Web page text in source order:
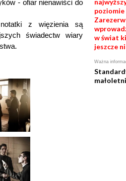
- ofiar nienawiści do
z więzienia są
świadectw wiary
poziomie
w świat
jeszcze
Ważna